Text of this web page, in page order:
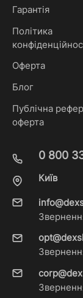
Гарантія
Політика
Оферта
Блог
Публічна
оферта
0 800
Київ